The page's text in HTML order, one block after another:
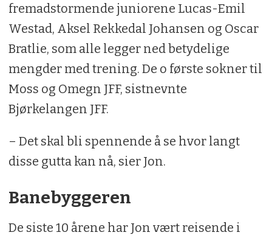
fremadstormende juniorene Lucas-Emil
Westad, Aksel Rekkedal Johansen og Oscar
Bratlie, som alle legger ned betydelige
mengder med trening. De o første sokner til
Moss og Omegn JFF, sistnevnte
Bjørkelangen JFF.
– Det skal bli spennende å se hvor langt
disse gutta kan nå, sier Jon.
Banebyggeren
De siste 10 årene har Jon vært reisende i